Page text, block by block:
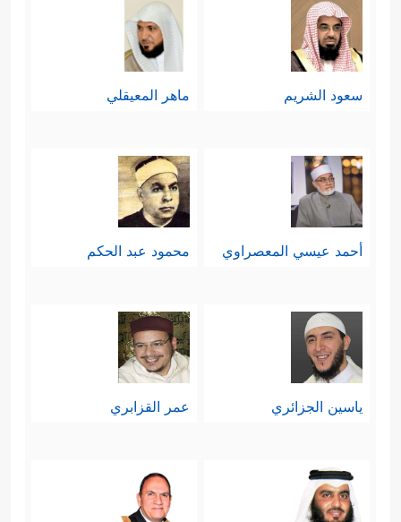
سعود الشريم ماهر المعيقلي
أحمد عيسي المعصراوي محمود عبد الحكم
ياسين الجزائري عمر القزابري